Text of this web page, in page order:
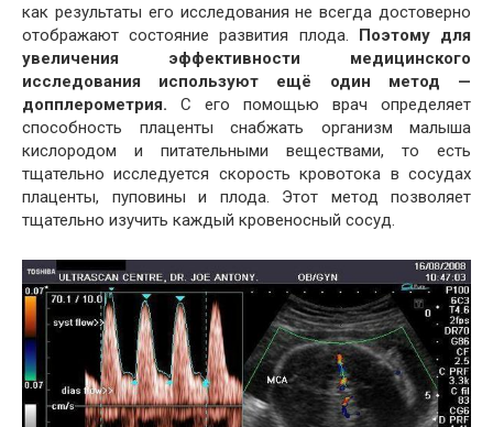
как результаты его исследования не всегда достоверно
отображают состояние развития плода. Поэтому для
увеличения эффективности медицинского
исследования используют ещё один метод —
допплерометрия. С его помощью врач определяет
способность плаценты снабжать организм малыша
кислородом и питательными веществами, то есть
тщательно исследуется скорость кровотока в сосудах
плаценты, пуповины и плода. Этот метод позволяет
тщательно изучить каждый кровеносный сосуд.